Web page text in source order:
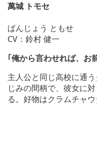
萬城 トモセ
ばんじょう ともせ
CV：鈴村 健一
｢俺から言わせれば、お
主人公と同じ高校に通
じみの間柄で、彼女に
る。好物はクラムチャ